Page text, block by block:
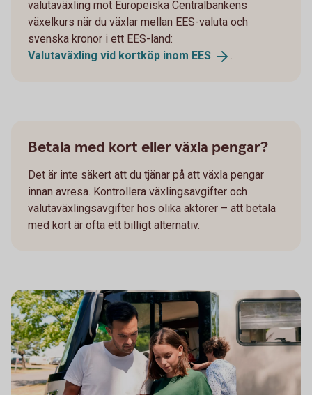
valutaväxling mot Europeiska Centralbankens
växelkurs när du växlar mellan EES-valuta och
svenska kronor i ett EES-land:
Valutaväxling vid kortköp inom EES .
Betala med kort eller växla pengar?
Det är inte säkert att du tjänar på att växla pengar
innan avresa. Kontrollera växlingsavgifter och
valutaväxlingsavgifter hos olika aktörer – att betala
med kort är ofta ett billigt alternativ.